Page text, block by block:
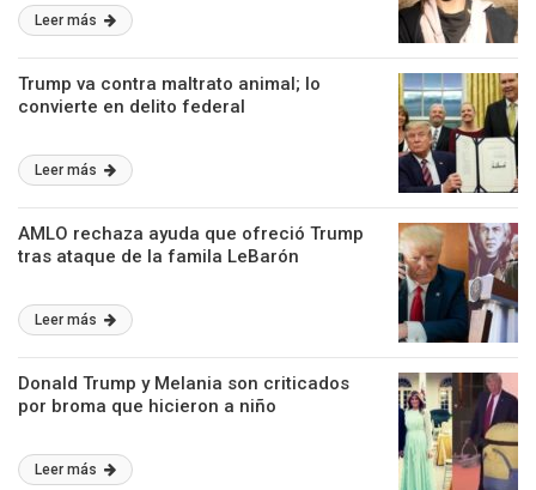
Leer más
Trump va contra maltrato animal; lo
convierte en delito federal
Leer más
AMLO rechaza ayuda que ofreció Trump
tras ataque de la famila LeBarón
Leer más
Donald Trump y Melania son criticados
por broma que hicieron a niño
Leer más